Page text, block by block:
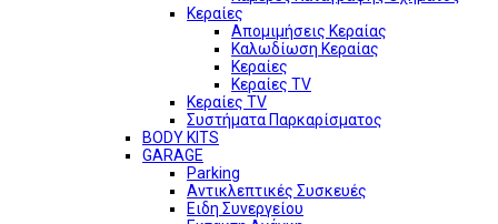
Κεραίες
Απομιμήσεις Κεραίας
Καλωδίωση Κεραίας
Κεραίες
Κεραίες TV
Κεραίες TV
Συστήματα Παρκαρίσματος
BODY KITS
GARAGE
Parking
Αντικλεπτικές Συσκευές
Ειδη Συνεργείου